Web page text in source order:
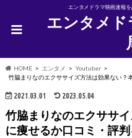
エンタメドラマ映画速報
エンタメド
HOME エンタメ
Youtuber
竹脇まりなのエクササイズ方法は効果ない？
2021.03.01 2023.05.04
竹脇まりなのエクササ
に痩せるか口コミ・評判